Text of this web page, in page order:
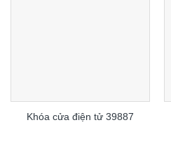
Khóa cửa điện tử 39887